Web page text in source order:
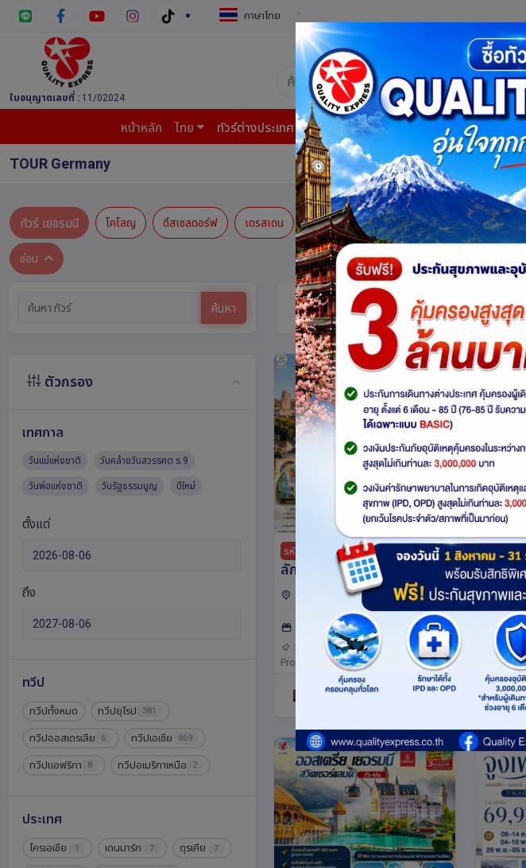
ภาษาไทย
ใบอนุญาตเลขที่ : 11/02024
บริษัท ควอลิตี้ เอ็กซ์เพรส จำกัด ผู้เชี่ยวชาญด้านการ
หน้าหลัก ไทย ทัวร์ต่างประเทศ บินต้นทาง แพ็กเกจทัวร์ บัตรเข้าชม
TOUR Germany
ทัวร์ เยอรมนี โคโลญ ดึสเซลดอร์ฟ เดรสเดน นูเรมเบิร์ก เบรเมน เบอร์ลิน แบม
ซ่อน
ค้นหา
ตัวกรอง
เทศกาล
วันแม่แห่งชาติ วันคล้ายวันสวรรคต ร.9
วันพ่อแห่งชาติ วันรัฐธรรมนูญ ปีใหม่
ตั้งแต่
ถึง
ทวีป
ทวีปทั้งหมด ทวีปยุโรป 381
ทวีปออสเตรเลีย 6 ทวีปเอเชีย 869
ทวีปแอฟริกา 8 ทวีปอเมริกาเหนือ 2
ประเทศ
โครเอเชีย 1 เดนมาร์ก 7 ตุรเคีย 7
ทัวร์ เยอรมนี
รหัส : 16506
ใจเพ้อที่ยุโรปเบเน
ลักซ์ แวะเติมความหวานที่
เซี่ยงไฮ้ เบลเยี่ยม - ลักเซม
เบิร์ก - เยอรมนี –
เนเธอร์แลนด์ แวะเที่ยว
เซี่ยงไฮ้ทั้งไปและกลับ 10 วัน
5 คืน โดยสายการบิน
Juneyao
เบลเยียม,จีน,เยอรมนี,ลักเซม
เบิร์ก,เนเธอร์แลนด์,ยุโรป โค
โลญ,เซี่ยงไฮ้,อัมสเตอร์ดัม,บรัสเซลส์,
ลักเซมเบิร์ก,แฟรงก์เฟิร์ต,เบลเยี่ยม-
ลักเซมเบิร์ก-เยอรมนี-
เนเธอร์แลนด์,บรูกส์
: 10วัน 5คืน(4 ดูช่วงเวลา)
: GO3BRU-HO001
Product: Go365Travel
฿ 55,900.-
รหัส :
อิตาลี
ลาโต้
โลไมท์
ใบไม้
โต้ที่อิ
วัน 4
ออสเ
วนิค,มิลา
: 7วั
:
Product: